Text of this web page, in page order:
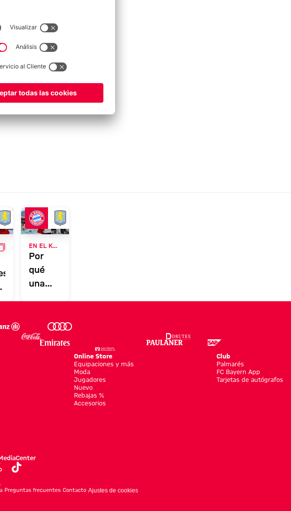
Por
qué
una
Hong
Kong
Online Store
Equipaciones y más
Moda
Jugadores
Nuevo
Rebajas %
Accesorios
Club
Palmarés
FC Bayern App
Tarjetas de autógrafos
Preguntas frecuentes Contacto Ajustes de cookies